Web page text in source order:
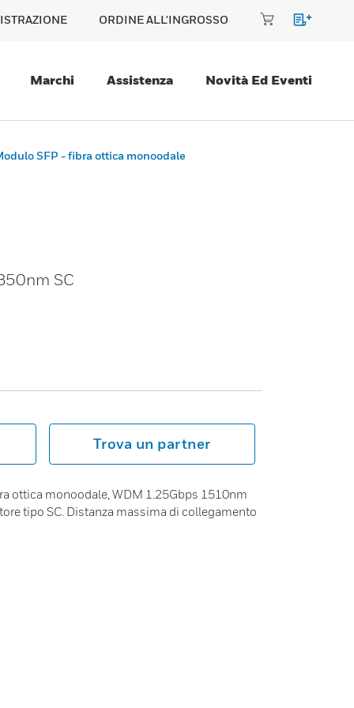
ORDINE ALL'INGROSSO
Marchi Assistenza Novità Ed Eventi
SFP - fibra ottica monoodale
SC
Trova un partner
ottica monoodale, WDM 1.25Gbps 1510nm
tipo SC. Distanza massima di collegamento